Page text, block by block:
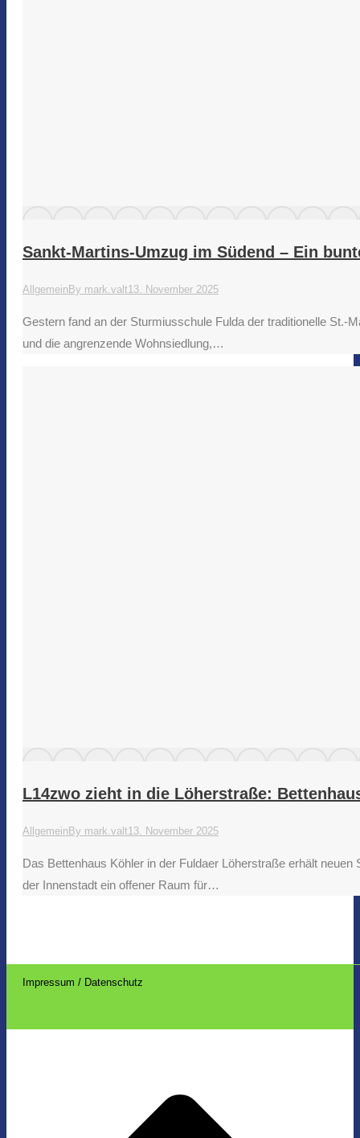
Sankt-Martins-Umzug im Südend – Ein
AllgemeinBy mark.valt13. November 2025
Gestern fand an der Sturmiusschule Fulda der traditionelle St.-
und die angrenzende Wohnsiedlung,…
L14zwo zieht in die Löherstraße:
AllgemeinBy mark.valt13. November 2025
Das Bettenhaus Köhler in der Fuldaer Löherstraße erhält
der Innenstadt ein offener Raum für…
Impressum / Datenschutz